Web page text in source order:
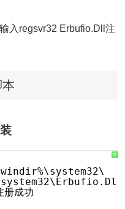
入regsvr32 Erbufio.Dll注
?
成功